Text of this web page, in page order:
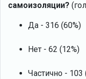
самоизоляции?
Да - 316 (60%)
Нет - 62 (12%)
Частично - 103